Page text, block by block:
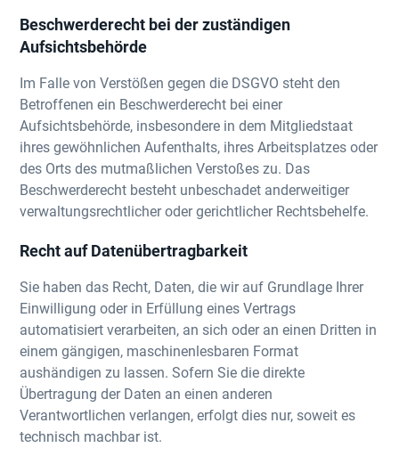
Beschwerderecht bei der zuständigen
Aufsichtsbehörde
Im Falle von Verstößen gegen die DSGVO steht den
Betroffenen ein Beschwerderecht bei einer
Aufsichtsbehörde, insbesondere in dem Mitgliedstaat
ihres gewöhnlichen Aufenthalts, ihres Arbeitsplatzes oder
des Orts des mutmaßlichen Verstoßes zu. Das
Beschwerderecht besteht unbeschadet anderweitiger
verwaltungsrechtlicher oder gerichtlicher Rechtsbehelfe.
Recht auf Datenübertragbarkeit
Sie haben das Recht, Daten, die wir auf Grundlage Ihrer
Einwilligung oder in Erfüllung eines Vertrags
automatisiert verarbeiten, an sich oder an einen Dritten in
einem gängigen, maschinenlesbaren Format
aushändigen zu lassen. Sofern Sie die direkte
Übertragung der Daten an einen anderen
Verantwortlichen verlangen, erfolgt dies nur, soweit es
technisch machbar ist.